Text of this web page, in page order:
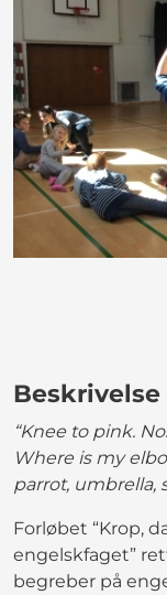
Beskrivelse
“Knee to pink.
Where is my
parrot, umbrella,
Forløbet “Krop,
engelskfaget”
begreber på